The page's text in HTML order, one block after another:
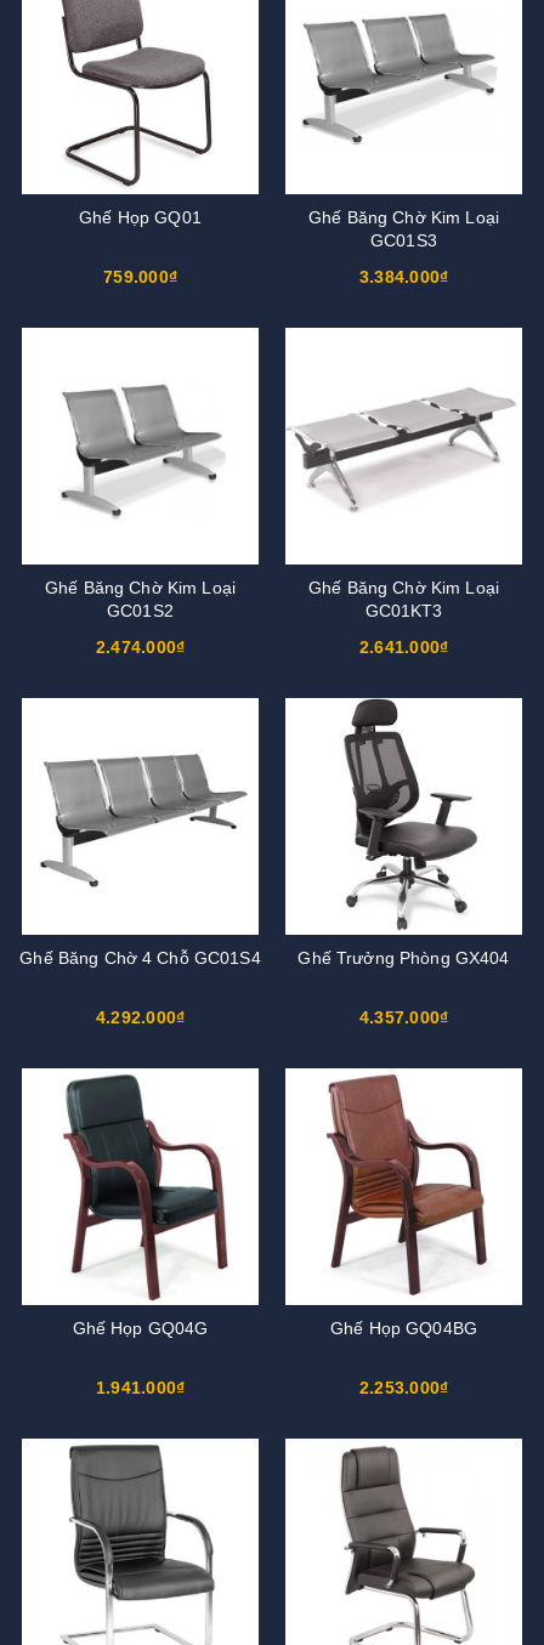
Ghế Họp GQ01
759.000₫
Ghế Băng Chờ Kim Loại
GC01S3
3.384.000₫
Ghế Băng Chờ Kim Loại
GC01S2
2.474.000₫
Ghế Băng Chờ Kim Loại
GC01KT3
2.641.000₫
Ghế Băng Chờ 4 Chỗ GC01S4
4.292.000₫
Ghế Trưởng Phòng GX404
4.357.000₫
Ghế Họp GQ04G
1.941.000₫
Ghế Họp GQ04BG
2.253.000₫